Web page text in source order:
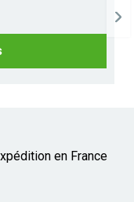
en France